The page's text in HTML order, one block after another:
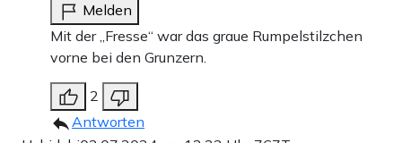
Melden
Mit der „Fresse“ war das graue Rumpelstilzchen
vorne bei den Grunzern.
2
Antworten